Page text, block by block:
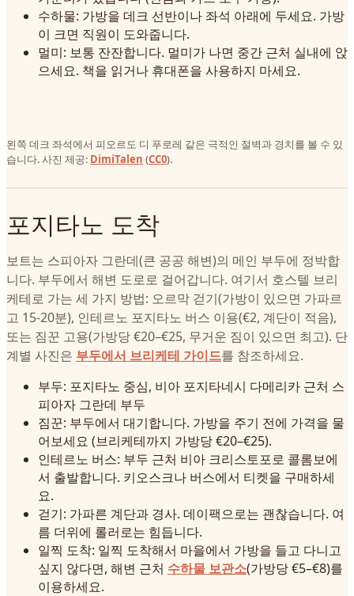
수하물: 가방을 데크 선반이나 좌석 아래에 두세요. 가방
이 크면 직원이 도와줍니다.
멀미: 보통 잔잔합니다. 멀미가 나면 중간 근처 실내에 앉
으세요. 책을 읽거나 휴대폰을 사용하지 마세요.
왼쪽 데크 좌석에서 피오르도 디 푸로레 같은 극적인 절벽과 경치를 볼 수 있
습니다. 사진 제공: DimiTalen (CC0).
포지타노 도착
보트는 스피아자 그란데(큰 공공 해변)의 메인 부두에 정박합
니다. 부두에서 해변 도로로 걸어갑니다. 여기서 호스텔 브리
케테로 가는 세 가지 방법: 오르막 걷기(가방이 있으면 가파르
고 15-20분), 인테르노 포지타노 버스 이용(€2, 계단이 적음),
또는 짐꾼 고용(가방당 €20–€25, 무거운 짐이 있으면 최고). 단
계별 사진은 부두에서 브리케테 가이드를 참조하세요.
부두: 포지타노 중심, 비아 포지타네시 다메리카 근처 스
피아자 그란데 부두
짐꾼: 부두에서 대기합니다. 가방을 주기 전에 가격을 물
어보세요 (브리케테까지 가방당 €20–€25).
인테르노 버스: 부두 근처 비아 크리스토포로 콜롬보에
서 출발합니다. 키오스크나 버스에서 티켓을 구매하세
요.
걷기: 가파른 계단과 경사. 데이팩으로는 괜찮습니다. 여
름 더위에 롤러로는 힘듭니다.
일찍 도착: 일찍 도착해서 마을에서 가방을 들고 다니고
싶지 않다면, 해변 근처 수하물 보관소(가방당 €5–€8)를
이용하세요.